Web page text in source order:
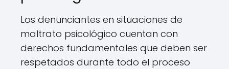
Los denunciantes en situaciones de
maltrato psicológico cuentan con
derechos fundamentales que deben ser
respetados durante todo el proceso